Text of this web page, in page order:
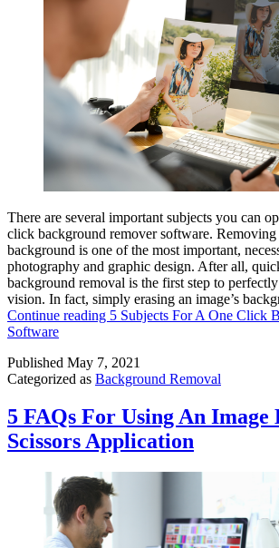
There are several important subjects you can
click background remover software. Removing
background is one of the most important,
photography and graphic design. After all,
background removal is the first step to
vision. In fact, simply erasing an image’s
Continue reading 5 Subjects For A One Click
Software
Published May 7, 2021
Categorized as Background Removal
5 FAQs For Using An Image
Scissors Application